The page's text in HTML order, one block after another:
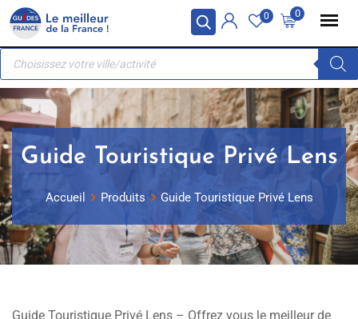
Panneau de gestion des cookies
Skip
content
0
0
Recherche
produits
Guide Touristique Privé Lens
Accueil Produits Guide Touristique Privé Lens
Guide Touristique Privé Lens – Offrez vous le meilleur de